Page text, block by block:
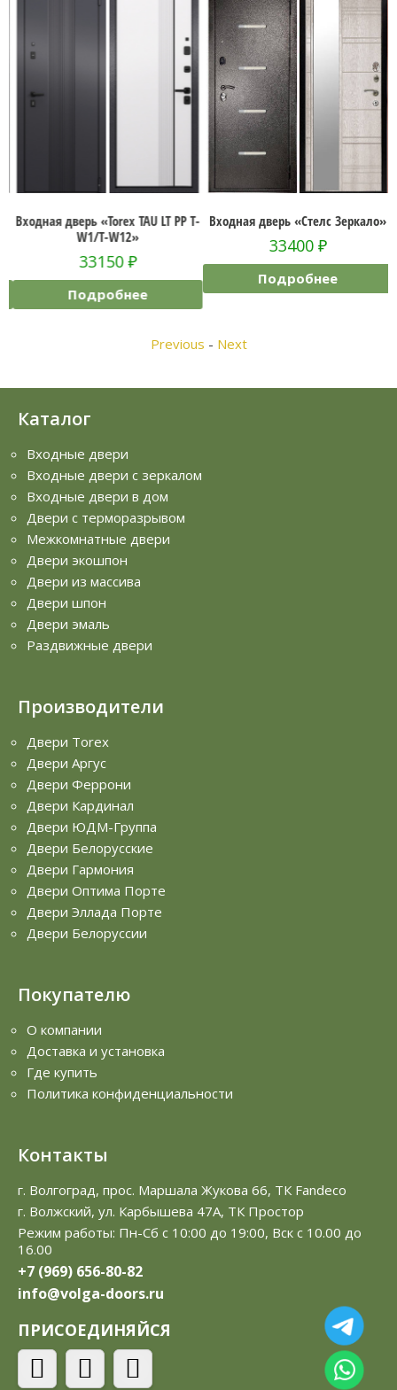
Входная дверь «Torex TAU LT PP T-
W1/T-W12»
33150₽
Подробнее
Входная дверь «Стелс Зеркало»
33400₽
Подробнее
Previous - Next
Каталог
Входные двери
Входные двери с зеркалом
Входные двери в дом
Двери с терморазрывом
Межкомнатные двери
Двери экошпон
Двери из массива
Двери шпон
Двери эмаль
Раздвижные двери
Производители
Двери Torex
Двери Аргус
Двери Феррони
Двери Кардинал
Двери ЮДМ-Группа
Двери Белорусские
Двери Гармония
Двери Оптима Порте
Двери Эллада Порте
Двери Белоруссии
Покупателю
О компании
Доставка и установка
Где купить
Политика конфиденциальности
Контакты
г. Волгоград, прос. Маршала Жукова 66, ТК Fandeco
г. Волжский, ул. Карбышева 47А, ТК Простор
Режим работы: Пн-Сб с 10:00 до 19:00, Вск с 10.00 до
16.00
+7 (969) 656-80-82
info@volga-doors.ru
ПРИСОЕДИНЯЙСЯ